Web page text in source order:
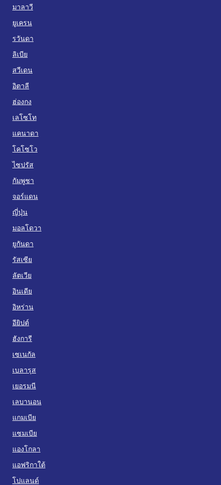
มาลาวี
ยูเครน
รวันดา
ลิเบีย
สวีเดน
อิตาลี
ฮ่องกง
เลโซโท
แคนาดา
โคโซโว
ไซปรัส
กัมพูชา
จอร์แดน
ญี่ปุ่น
มอลโดวา
ยูกันดา
รัสเซีย
ลัตเวีย
อินเดีย
อิหร่าน
อียิปต์
ฮังการี
เซเนกัล
เบลารุส
เยอรมนี
เลบานอน
แกมเบีย
แซมเบีย
แองโกลา
แอฟริกาใต้
โปแลนด์